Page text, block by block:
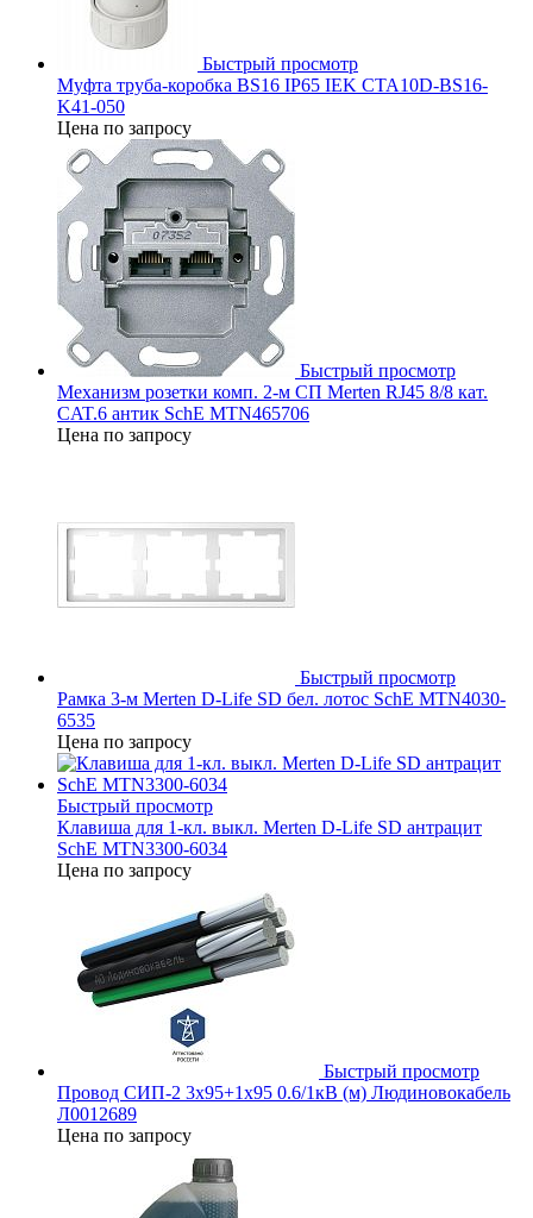
Быстрый просмотр
Муфта труба-коробка BS16 IP65 IEK CTA10D-BS16-
K41-050
Цена по запросу
Быстрый просмотр
Механизм розетки комп. 2-м СП Merten RJ45 8/8 кат.
CAT.6 антик SchE MTN465706
Цена по запросу
Быстрый просмотр
Рамка 3-м Merten D-Life SD бел. лотос SchE MTN4030-
6535
Цена по запросу
Быстрый просмотр
Клавиша для 1-кл. выкл. Merten D-Life SD антрацит
SchE MTN3300-6034
Цена по запросу
Быстрый просмотр
Провод СИП-2 3х95+1х95 0.6/1кВ (м) Людиновокабель
Л0012689
Цена по запросу